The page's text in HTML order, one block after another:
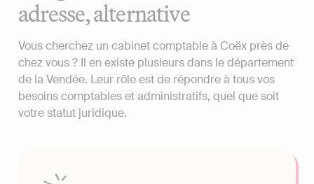
adresse, alternative
Vous cherchez un cabinet comptable à Coëx près de
chez vous ? Il en existe plusieurs dans le département
de la Vendée. Leur rôle est de répondre à tous vos
besoins comptables et administratifs, quel que soit
votre statut juridique.